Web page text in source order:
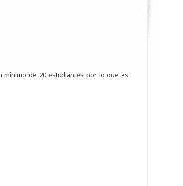
minimo de 20 estudiantes por lo que es